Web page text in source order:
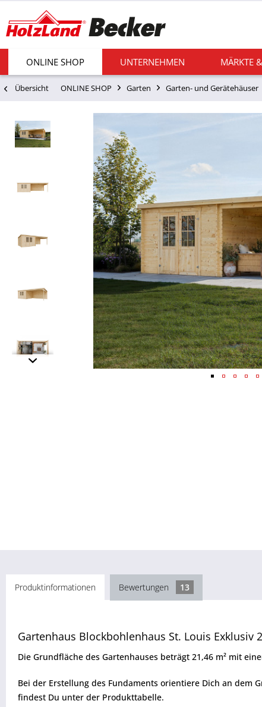
ONLINE SHOP UNTERNEHMEN MÄRKTE
Übersicht ONLINE SHOP Garten Garten- und Gerätehäuser
Produktinformationen Bewertungen 13
Gartenhaus Blockbohlenhaus St. Louis
Die Grundfläche des Gartenhauses beträgt 21,46 m² mit
Bei der Erstellung des Fundaments orientiere Dich an
findest Du unter der Produkttabelle.